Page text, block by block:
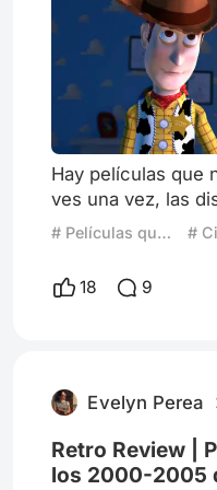
Hay películas que
ves una vez, las
como puedes,
ver… y descubres
con los mismos
pero el mensaje
juguetes que cobr
# Películas que entendí al crecer #
18 9
Evelyn Perea
Retro Review |
los 2000-2005